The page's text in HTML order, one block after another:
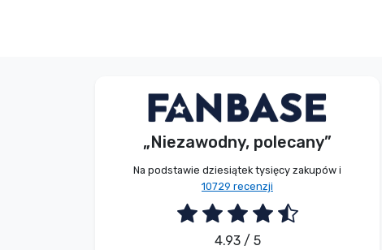
„Niezawodny, polecany”
Na podstawie dziesiątek tysięcy zakupów i
10729 recenzji
4.93 / 5
V. Éva Kupujący
2026. 08. 06.